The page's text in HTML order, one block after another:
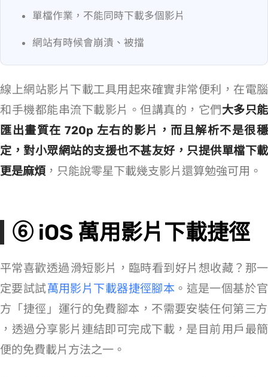
單檔作業，不能同時下載多個影片
網站有時候會崩潰、被擋
線上網站影片下載工具用起來確實非常便利，在電腦
和手機都能串流下載影片。但講真的，它們大多只能
匯出畫質在 720p 左右的影片，而且解析不是很穩
定，對小眾網站的支援也不甚友好，只提供單檔下載
更是麻煩 ，只能說零星下載幾支影片還算勉強可用。
⑥ iOS 萬用影片下載捷徑
平常喜歡透過 iPhone 滑短影片，臨時看到好片想收藏？那一
定要試試iOS 萬用影片下載器捷徑腳本 。這是一個基於 Apple 官
方「捷徑」App 運行的免費腳本，不需要安裝任何第三方 Ap
p，透過分享影片連結即可完成下載，是目前 iPhone 用戶最簡
便的免費載片方法之一。